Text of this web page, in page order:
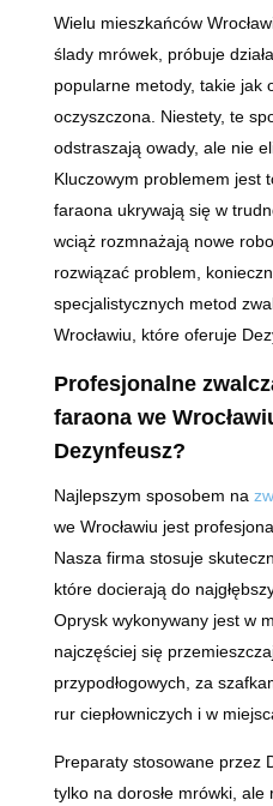
Wielu mieszkańców
ślady mrówek, próbuje
popularne metody, takie jak
oczyszczona. Niestety, te
odstraszają owady, ale nie
Kluczowym problemem jest
faraona ukrywają się w
wciąż rozmnażają nowe
rozwiązać problem,
specjalistycznych metod
Wrocławiu, które oferuje
Profesjonalne
faraona we
Dezynfeusz?
Najlepszym sposobem na
we Wrocławiu jest
Nasza firma stosuje
które docierają do
Oprysk wykonywany jest w
najczęściej się
przypodłogowych, za
rur ciepłowniczych i w
Preparaty stosowane przez
tylko na dorosłe mrówki,